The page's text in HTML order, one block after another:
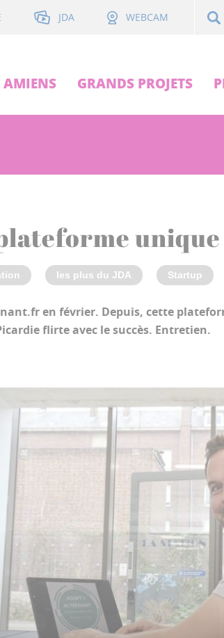
JDA WEBCAM
AMIENS GRANDS PROJETS
unique
les plus du JDA Startup
en février. Depuis, cette
flirte avec le succès. Entretien.